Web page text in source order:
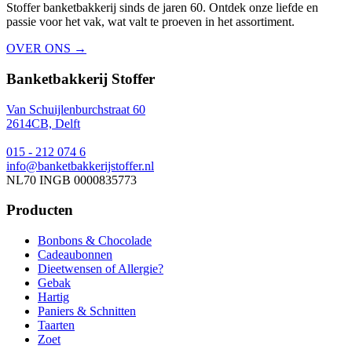
Stoffer banketbakkerij sinds de jaren 60. Ontdek onze liefde en
passie voor het vak, wat valt te proeven in het assortiment.
OVER ONS →
Banketbakkerij Stoffer
Van Schuijlenburchstraat 60
2614CB, Delft
015 - 212 074 6
info@banketbakkerijstoffer.nl
NL70 INGB 0000835773
Producten
Bonbons & Chocolade
Cadeaubonnen
Dieetwensen of Allergie?
Gebak
Hartig
Paniers & Schnitten
Taarten
Zoet